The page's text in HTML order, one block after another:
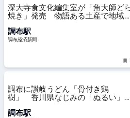
深大寺食文化編集室が「角大師ど
焼き」発売 物語ある土産で地域を
調布駅
調布経済新聞
1
調布に讃岐うどん「骨付き鶏
樹」 香川県なじみの「ぬるい」も
調布駅